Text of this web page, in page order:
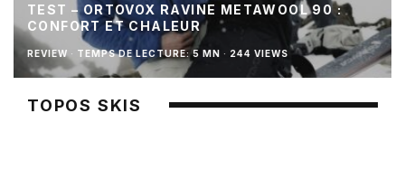
TEST – ORTOVOX RAVINE METAWOOL 90 :
CONFORT ET CHALEUR
REVIEW · TEMPS DE LECTURE: 5 MN · 244 VIEWS
TOPOS SKIS